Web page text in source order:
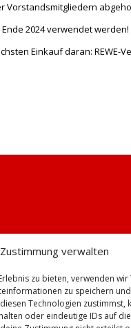
Zustimmung verwalten
zu bieten, verwenden wir
zu speichern
Technologien zustimmst,
oder eindeutige IDs auf
Vorstandsmitgliedern
2024 verwendet werden!
Einkauf daran: REWE-